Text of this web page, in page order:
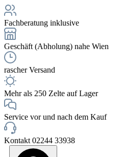
Fachberatung inklusive
Geschäft (Abholung) nahe Wien
rascher Versand
Mehr als 250 Zelte auf Lager
Service vor und nach dem Kauf
Kontakt 02244 33938